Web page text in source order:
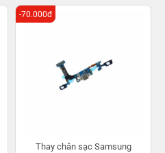
Thay chân sạc Samsung
-70.000đ